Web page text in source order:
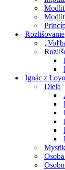
Rozlišovanie
Ignác z
Diela